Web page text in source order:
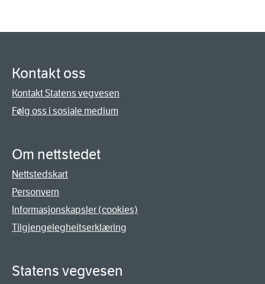
Kontakt oss
Kontakt Statens vegvesen
Følg oss i sosiale medium
Om nettstedet
Nettstedskart
Personvern
Informasjonskapsler (cookies)
Tilgjengelegheitserklæring
Statens vegvesen